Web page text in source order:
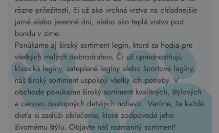
rôzne príležitosti, či už ako vrchná vrstva na chladnejšie
jarné alebo jesenné dni, alebo ako teplá vrstva pod
bundu v zime.
Ponúkame aj široký sortiment legín, ktoré sa hodia pre
všetkých malých dobrodruhov. Či už uprednostňujú
klasické legíny, zateplené legíny alebo športové legíny,
náš široký sortiment uspokojí všetky ich potreby. V
obchode ponúkame široký sortiment kvalitných, štýlových
a cenovo dostupných detských nohavíc. Veríme, že každé
dieťa si zaslúži oblečenie, ktoré zodpovedá jeho
životnému štýlu. Objavte náš rozmanitý sortiment!